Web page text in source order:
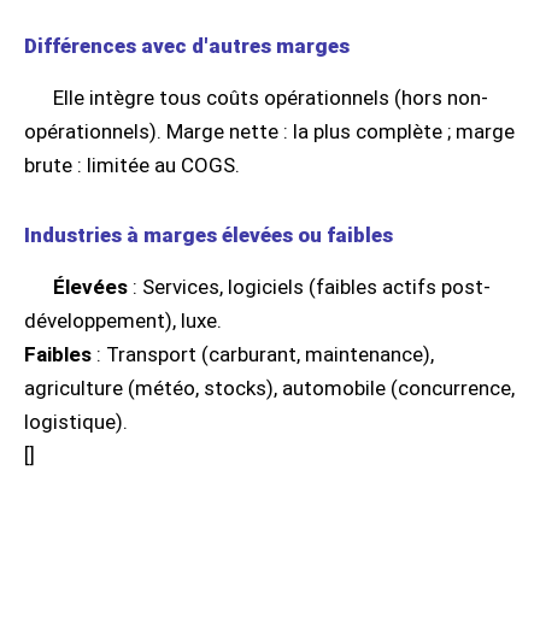
Différences avec d'autres marges
Elle intègre tous coûts opérationnels (hors non-
opérationnels). Marge nette : la plus complète ; marge
brute : limitée au COGS.
Industries à marges élevées ou faibles
Élevées : Services, logiciels (faibles actifs post-
développement), luxe.
Faibles : Transport (carburant, maintenance),
agriculture (météo, stocks), automobile (concurrence,
logistique).
[]